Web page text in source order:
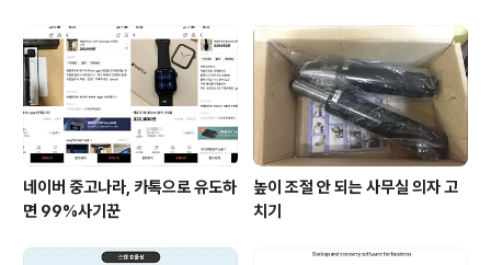
네이버 중고나라, 카톡으로 유도하
면 99%사기꾼
높이 조절 안 되는 사무실 의자 고
치기